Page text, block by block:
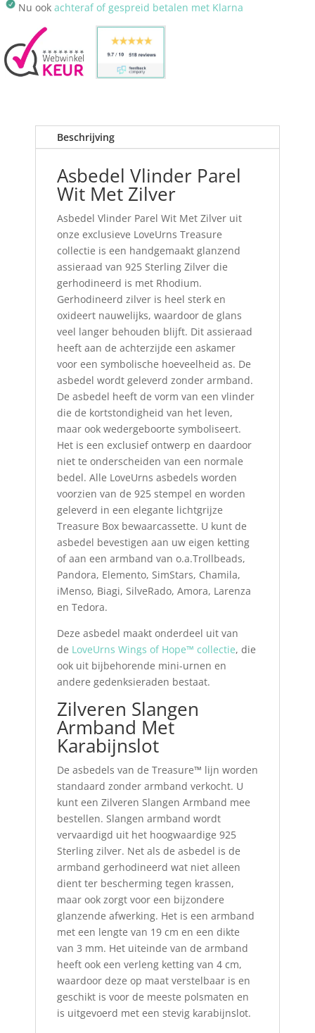
Nu ook achteraf of gespreid betalen met Klarna
Beschrijving
Asbedel Vlinder Parel
Wit Met Zilver
Asbedel Vlinder Parel Wit Met Zilver uit
onze exclusieve LoveUrns Treasure
collectie is een handgemaakt glanzend
assieraad van 925 Sterling Zilver die
gerhodineerd is met Rhodium.
Gerhodineerd zilver is heel sterk en
oxideert nauwelijks, waardoor de glans
veel langer behouden blijft. Dit assieraad
heeft aan de achterzijde een askamer
voor een symbolische hoeveelheid as. De
asbedel wordt geleverd zonder armband.
De asbedel heeft de vorm van een vlinder
die de kortstondigheid van het leven,
maar ook wedergeboorte symboliseert.
Het is een exclusief ontwerp en daardoor
niet te onderscheiden van een normale
bedel. Alle LoveUrns asbedels worden
voorzien van de 925 stempel en worden
geleverd in een elegante lichtgrijze
Treasure Box bewaarcassette. U kunt de
asbedel bevestigen aan uw eigen ketting
of aan een armband van o.a.Trollbeads,
Pandora, Elemento, SimStars, Chamila,
iMenso, Biagi, SilveRado, Amora, Larenza
en Tedora.
Deze asbedel maakt onderdeel uit van
de LoveUrns Wings of Hope™ collectie, die
ook uit bijbehorende mini-urnen en
andere gedenksieraden bestaat.
Zilveren Slangen
Armband Met
Karabijnslot
De asbedels van de Treasure™ lijn worden
standaard zonderarmband verkocht. U
kunt een Zilveren Slangen Armband mee
bestellen. Slangen armband wordt
vervaardigd uit het hoogwaardige 925
Sterling zilver. Net als de asbedel is de
armband gerhodineerd wat niet alleen
dient ter bescherming tegen krassen,
maar ook zorgt voor een bijzondere
glanzende afwerking. Het is een armband
met een lengte van 19 cm en een dikte
van 3 mm. Het uiteinde van de armband
heeft ook een verleng ketting van 4 cm,
waardoor deze op maat verstelbaar is en
geschikt is voor de meeste polsmaten en
is uitgevoerd met een stevig karabijnslot.